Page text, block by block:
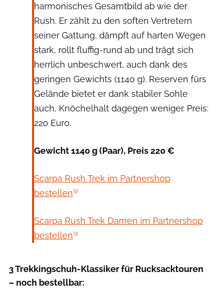
harmonisches Gesamtbild ab wie der
Rush. Er zählt zu den soften Vertretern
seiner Gattung, dämpft auf harten Wegen
stark, rollt fluffig-rund ab und trägt sich
herrlich unbeschwert, auch dank des
geringen Gewichts (1140 g). Reserven fürs
Gelände bietet er dank stabiler Sohle
auch, Knöchelhalt dagegen weniger. Preis:
220 Euro.
Gewicht 1140 g (Paar), Preis 220 €
Scarpa Rush Trek im Partnershop
bestellen
Scarpa Rush Trek Damen im Partnershop
bestellen
3 Trekkingschuh-Klassiker für Rucksacktouren
– noch bestellbar: